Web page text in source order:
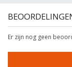
Er zijn nog geen